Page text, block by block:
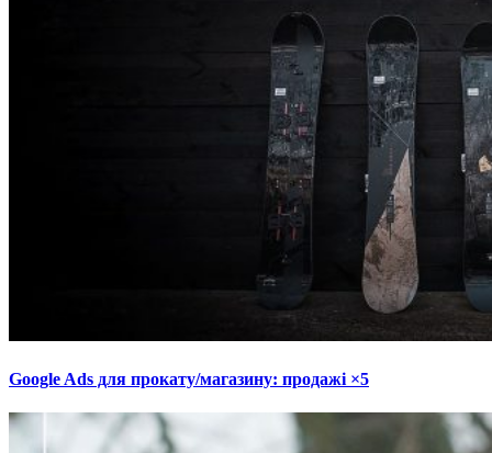
Google Ads для прокату/магазину: продажі ×5